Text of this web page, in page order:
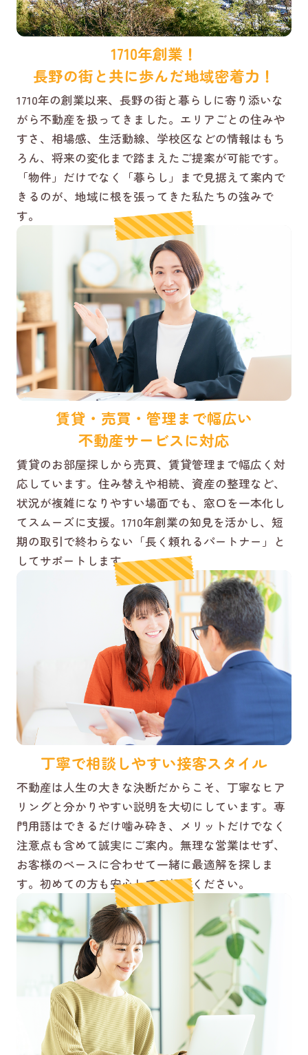
1710年創業！
長野の街と共に歩んだ地域密着力！
1710年の創業以来、長野の街と暮らしに寄り添いな
がら不動産を扱ってきました。エリアごとの住みや
すさ、相場感、生活動線、学校区などの情報はもち
ろん、将来の変化まで踏まえたご提案が可能です。
「物件」だけでなく「暮らし」まで見据えて案内で
きるのが、地域に根を張ってきた私たちの強みで
す。
賃貸・売買・管理まで幅広い
不動産サービスに対応
賃貸のお部屋探しから売買、賃貸管理まで幅広く対
応しています。住み替えや相続、資産の整理など、
状況が複雑になりやすい場面でも、窓口を一本化し
てスムーズに支援。1710年創業の知見を活かし、短
期の取引で終わらない「長く頼れるパートナー」と
してサポートします。
丁寧で相談しやすい接客スタイル
不動産は人生の大きな決断だからこそ、丁寧なヒア
リングと分かりやすい説明を大切にしています。専
門用語はできるだけ噛み砕き、メリットだけでなく
注意点も含めて誠実にご案内。無理な営業はせず、
お客様のペースに合わせて一緒に最適解を探しま
す。初めての方も安心してご相談ください。